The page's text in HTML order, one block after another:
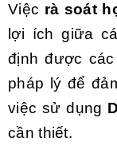
Việc rà soát
lợi ích giữa
định được
pháp lý để
việc sử dụng
cần thiết.